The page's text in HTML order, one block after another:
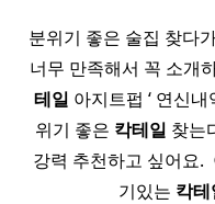
분위기 좋은 술집 찾다
너무 만족해서 꼭 소개
테일 아지트펍 ‘ 연신
위기 좋은 칵테일 찾는
강력 추천하고 싶어요.
기있는 칵테